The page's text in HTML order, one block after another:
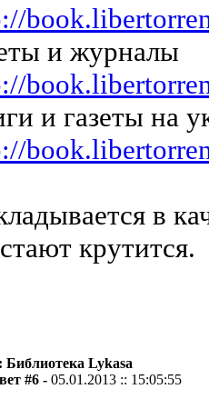
и журналы
и газеты на
в
крутится.
Библиотека Lykasa
#6 -05.01.2013 :: 15:05:55